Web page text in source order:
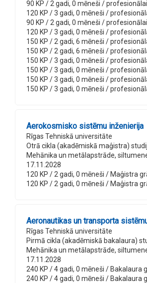
90 KP / 2 gadi, 0 mēneši /
120 KP / 3 gadi, 0 mēneši /
90 KP / 2 gadi, 0 mēneši /
120 KP / 3 gadi, 0 mēneši /
150 KP / 2 gadi, 6 mēneši /
150 KP / 2 gadi, 6 mēneši /
150 KP / 3 gadi, 0 mēneši /
150 KP / 3 gadi, 0 mēneši /
150 KP / 3 gadi, 0 mēneši /
150 KP / 3 gadi, 0 mēneši /
Aerokosmisko sistēmu inženierija
Rīgas Tehniskā universitāte
Otrā cikla (akadēmiskā maģistra)
Mehānika un metālapstrāde,
17.11.2028
120 KP / 2 gadi, 0 mēneši / Maģistra
120 KP / 2 gadi, 0 mēneši / Maģistra
Aeronautikas un transporta
Rīgas Tehniskā universitāte
Pirmā cikla (akadēmiskā bakalaura)
Mehānika un metālapstrāde,
17.11.2028
240 KP / 4 gadi, 0 mēneši /
240 KP / 4 gadi, 0 mēneši /